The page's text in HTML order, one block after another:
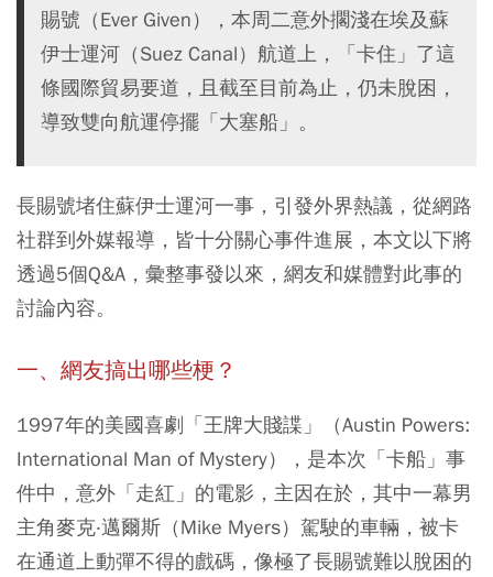
賜號（Ever Given），本周二意外擱淺在埃及蘇
伊士運河（Suez Canal）航道上，「卡住」了這
條國際貿易要道，且截至目前為止，仍未脫困，
導致雙向航運停擺「大塞船」。
長賜號堵住蘇伊士運河一事，引發外界熱議，從網路
社群到外媒報導，皆十分關心事件進展，本文以下將
透過5個Q&A，彙整事發以來，網友和媒體對此事的
討論內容。
一、網友搞出哪些梗？
1997年的美國喜劇「王牌大賤諜」（Austin Powers:
International Man of Mystery），是本次「卡船」事
件中，意外「走紅」的電影，主因在於，其中一幕男
主角麥克‧邁爾斯（Mike Myers）駕駛的車輛，被卡
在通道上動彈不得的戲碼，像極了長賜號難以脫困的